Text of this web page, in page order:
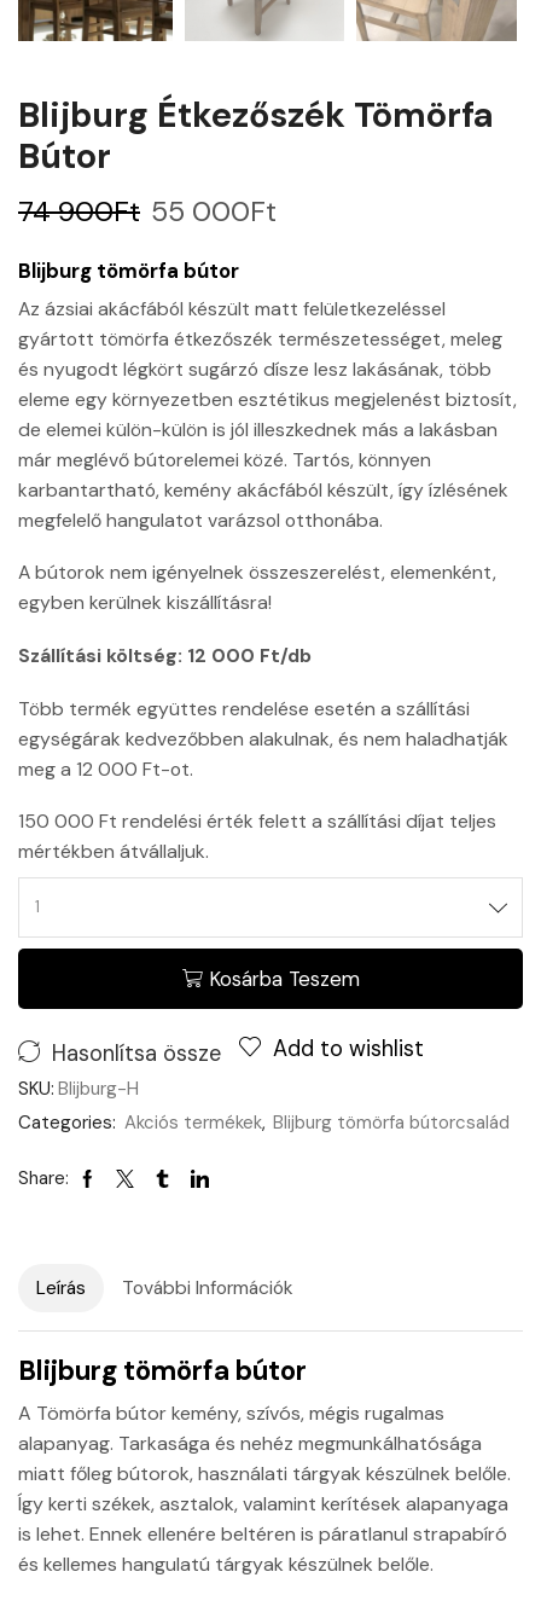
Blijburg Étkezőszék Tömörfa
Bútor
74 900Ft 55 000Ft
Blijburg tömörfa bútor
Az ázsiai akácfából készült matt felületkezeléssel
gyártott tömörfa étkezőszék természetességet, meleg
és nyugodt légkört sugárzó dísze lesz lakásának, több
eleme egy környezetben esztétikus megjelenést biztosít,
de elemei külön-külön is jól illeszkednek más a lakásban
már meglévő bútorelemei közé. Tartós, könnyen
karbantartható, kemény akácfából készült, így ízlésének
megfelelő hangulatot varázsol otthonába.
A bútorok nem igényelnek összeszerelést, elemenként,
egyben kerülnek kiszállításra!
Szállítási költség: 12 000 Ft/db
Több termék együttes rendelése esetén a szállítási
egységárak kedvezőbben alakulnak, és nem haladhatják
meg a 12 000 Ft-ot.
150 000 Ft rendelési érték felett a szállítási díjat teljes
mértékben átvállaljuk.
Kosárba Teszem
Hasonlítsa össze Add to wishlist
SKU: Blijburg-H
Categories: Akciós termékek, Blijburg tömörfa bútorcsalád
Share:
Leírás További Információk
Blijburg tömörfa bútor
A Tömörfa bútor kemény, szívós, mégis rugalmas
alapanyag. Tarkasága és nehéz megmunkálhatósága
miatt főleg bútorok, használati tárgyak készülnek belőle.
Így kerti székek, asztalok, valamint kerítések alapanyaga
is lehet. Ennek ellenére beltéren is páratlanul strapabíró
és kellemes hangulatú tárgyak készülnek belőle.